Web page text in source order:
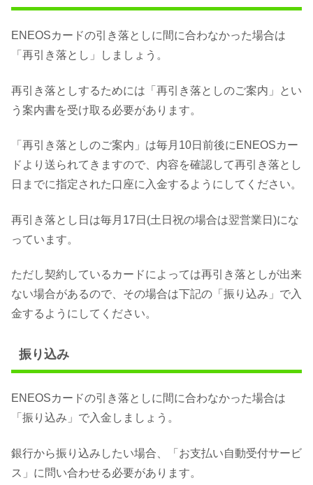
ENEOSカードの引き落としに間に合わなかった場合は
「再引き落とし」しましょう。
再引き落としするためには「再引き落としのご案内」とい
う案内書を受け取る必要があります。
「再引き落としのご案内」は毎月10日前後にENEOSカー
ドより送られてきますので、内容を確認して再引き落とし
日までに指定された口座に入金するようにしてください。
再引き落とし日は毎月17日(土日祝の場合は翌営業日)にな
っています。
ただし契約しているカードによっては再引き落としが出来
ない場合があるので、その場合は下記の「振り込み」で入
金するようにしてください。
振り込み
ENEOSカードの引き落としに間に合わなかった場合は
「振り込み」で入金しましょう。
銀行から振り込みしたい場合、「お支払い自動受付サービ
ス」に問い合わせる必要があります。